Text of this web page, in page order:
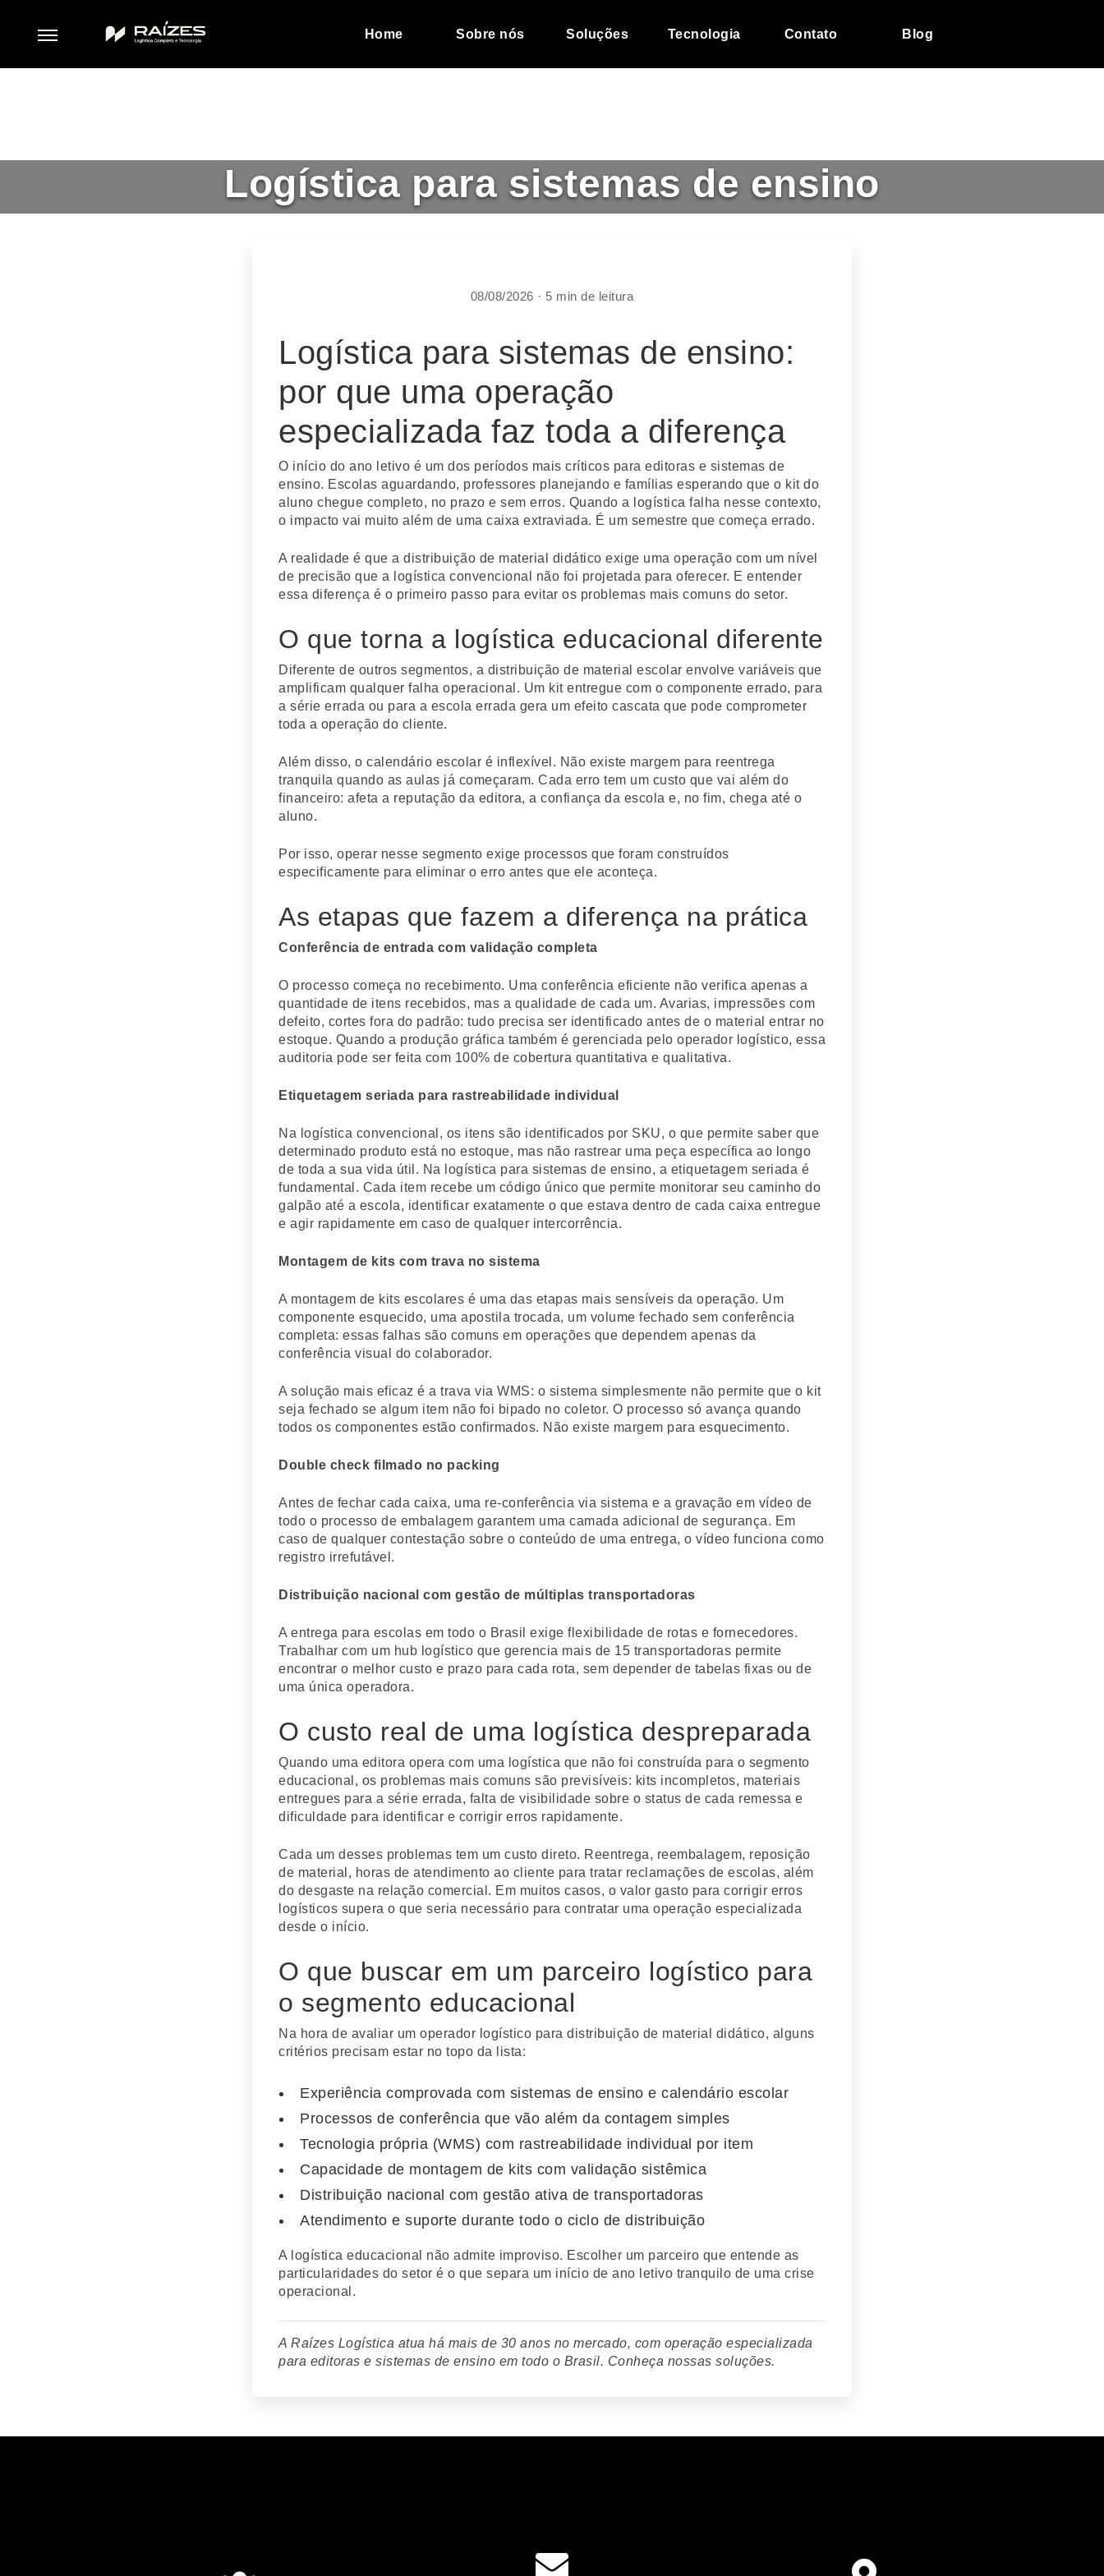
Home Sobre nós Soluções Tecnologia Contato Blog
Logística para sistemas de ensino
08/08/2026 · 5 min de leitura
Logística para sistemas de ensino:
por que uma operação
especializada faz toda a diferença
O início do ano letivo é um dos períodos mais críticos para editoras e sistemas de
ensino. Escolas aguardando, professores planejando e famílias esperando que o kit do
aluno chegue completo, no prazo e sem erros. Quando a logística falha nesse contexto,
o impacto vai muito além de uma caixa extraviada. É um semestre que começa errado.
A realidade é que a distribuição de material didático exige uma operação com um nível
de precisão que a logística convencional não foi projetada para oferecer. E entender
essa diferença é o primeiro passo para evitar os problemas mais comuns do setor.
O que torna a logística educacional diferente
Diferente de outros segmentos, a distribuição de material escolar envolve variáveis que
amplificam qualquer falha operacional. Um kit entregue com o componente errado, para
a série errada ou para a escola errada gera um efeito cascata que pode comprometer
toda a operação do cliente.
Além disso, o calendário escolar é inflexível. Não existe margem para reentrega
tranquila quando as aulas já começaram. Cada erro tem um custo que vai além do
financeiro: afeta a reputação da editora, a confiança da escola e, no fim, chega até o
aluno.
Por isso, operar nesse segmento exige processos que foram construídos
especificamente para eliminar o erro antes que ele aconteça.
As etapas que fazem a diferença na prática
Conferência de entrada com validação completa
O processo começa no recebimento. Uma conferência eficiente não verifica apenas a
quantidade de itens recebidos, mas a qualidade de cada um. Avarias, impressões com
defeito, cortes fora do padrão: tudo precisa ser identificado antes de o material entrar no
estoque. Quando a produção gráfica também é gerenciada pelo operador logístico, essa
auditoria pode ser feita com 100% de cobertura quantitativa e qualitativa.
Etiquetagem seriada para rastreabilidade individual
Na logística convencional, os itens são identificados por SKU, o que permite saber que
determinado produto está no estoque, mas não rastrear uma peça específica ao longo
de toda a sua vida útil. Na logística para sistemas de ensino, a etiquetagem seriada é
fundamental. Cada item recebe um código único que permite monitorar seu caminho do
galpão até a escola, identificar exatamente o que estava dentro de cada caixa entregue
e agir rapidamente em caso de qualquer intercorrência.
Montagem de kits com trava no sistema
A montagem de kits escolares é uma das etapas mais sensíveis da operação. Um
componente esquecido, uma apostila trocada, um volume fechado sem conferência
completa: essas falhas são comuns em operações que dependem apenas da
conferência visual do colaborador.
A solução mais eficaz é a trava via WMS: o sistema simplesmente não permite que o kit
seja fechado se algum item não foi bipado no coletor. O processo só avança quando
todos os componentes estão confirmados. Não existe margem para esquecimento.
Double check filmado no packing
Antes de fechar cada caixa, uma re-conferência via sistema e a gravação em vídeo de
todo o processo de embalagem garantem uma camada adicional de segurança. Em
caso de qualquer contestação sobre o conteúdo de uma entrega, o vídeo funciona como
registro irrefutável.
Distribuição nacional com gestão de múltiplas transportadoras
A entrega para escolas em todo o Brasil exige flexibilidade de rotas e fornecedores.
Trabalhar com um hub logístico que gerencia mais de 15 transportadoras permite
encontrar o melhor custo e prazo para cada rota, sem depender de tabelas fixas ou de
uma única operadora.
O custo real de uma logística despreparada
Quando uma editora opera com uma logística que não foi construída para o segmento
educacional, os problemas mais comuns são previsíveis: kits incompletos, materiais
entregues para a série errada, falta de visibilidade sobre o status de cada remessa e
dificuldade para identificar e corrigir erros rapidamente.
Cada um desses problemas tem um custo direto. Reentrega, reembalagem, reposição
de material, horas de atendimento ao cliente para tratar reclamações de escolas, além
do desgaste na relação comercial. Em muitos casos, o valor gasto para corrigir erros
logísticos supera o que seria necessário para contratar uma operação especializada
desde o início.
O que buscar em um parceiro logístico para
o segmento educacional
Na hora de avaliar um operador logístico para distribuição de material didático, alguns
critérios precisam estar no topo da lista:
Experiência comprovada com sistemas de ensino e calendário escolar
Processos de conferência que vão além da contagem simples
Tecnologia própria (WMS) com rastreabilidade individual por item
Capacidade de montagem de kits com validação sistêmica
Distribuição nacional com gestão ativa de transportadoras
Atendimento e suporte durante todo o ciclo de distribuição
A logística educacional não admite improviso. Escolher um parceiro que entende as
particularidades do setor é o que separa um início de ano letivo tranquilo de uma crise
operacional.
A Raízes Logística atua há mais de 30 anos no mercado, com operação especializada
para editoras e sistemas de ensino em todo o Brasil. Conheça nossas soluções.